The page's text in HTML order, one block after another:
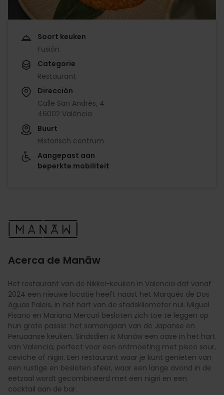
Soort keuken
Fusión
Categorie
Restaurant
Dirección
Calle San Andrés, 4
46002 València
Buurt
Historisch centrum
Aangepast aan
beperkte mobiliteit
Acerca de Manāw
Imagen
Het restaurant van de Nikkei-keuken in Valencia dat vanaf
2024 een nieuwe locatie heeft naast het Marqués de Dos
Aguas Paleis, in het hart van de stadskilometer nul. Miguel
Pisano en Mariana Mercuri besloten zich toe te leggen op
hun grote passie: het samengaan van de Japanse en
Peruaanse keuken. Sindsdien is Manâw een oase in het hart
van Valencia, perfect voor een ontmoeting met pisco sour,
ceviche of nigiri. Een restaurant waar je kunt genieten van
een rustige en besloten sfeer, waar een lange avond in de
eetzaal wordt gecombineerd met een nigiri en een
cocktail aan de bar.